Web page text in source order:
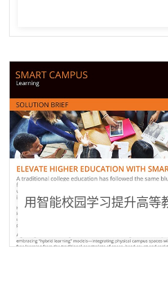
用智能校园学习提升高等